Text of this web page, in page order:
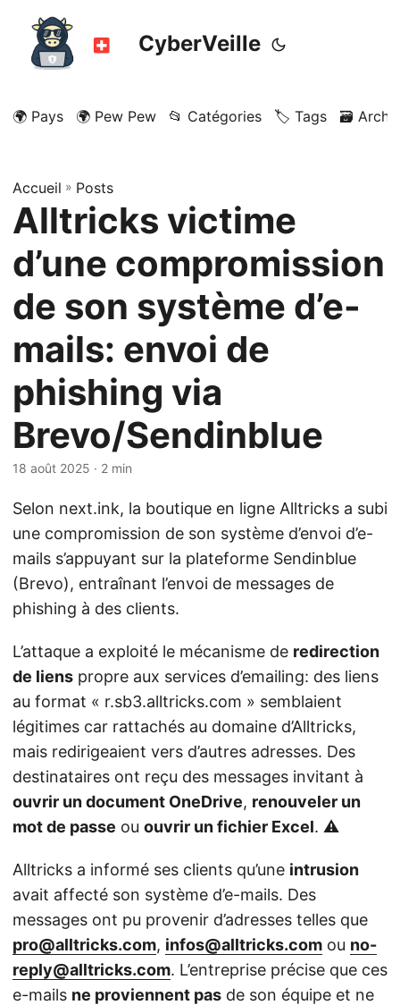
CyberVeille
🌍 Pays 🌍 Pew Pew 📂 Catégories 🏷️ Tags 🗃️
Accueil » Posts
Alltricks victime
d’une compromission
de son système d’e-
mails: envoi de
phishing via
Brevo/Sendinblue
18 août 2025 · 2 min
Selon next.ink, la boutique en ligne Alltricks a subi
une compromission de son système d’envoi d’e-
mails s’appuyant sur la plateforme Sendinblue
(Brevo), entraînant l’envoi de messages de
phishing à des clients.
L’attaque a exploité le mécanisme de redirection
de liens propre aux services d’emailing: des liens
au format « r.sb3.alltricks.com » semblaient
légitimes car rattachés au domaine d’Alltricks,
mais redirigeaient vers d’autres adresses. Des
destinataires ont reçu des messages invitant à
ouvrir un document OneDrive, renouveler un
mot de passe ou ouvrir un fichier Excel. ⚠️
Alltricks a informé ses clients qu’une intrusion
avait affecté son système d’e-mails. Des
messages ont pu provenir d’adresses telles que
pro@alltricks.com, infos@alltricks.com ou no-
reply@alltricks.com. L’entreprise précise que ces
e-mails ne proviennent pas de son équipe et ne